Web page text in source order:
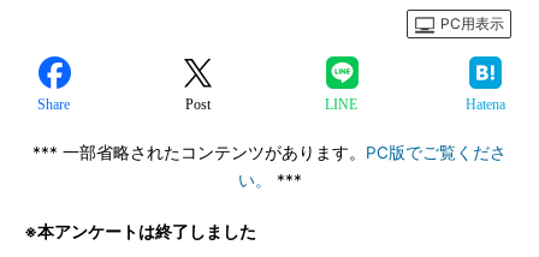
PC用表示
Share Post LINE Hatena
*** 一部省略されたコンテンツがあります。 PC版でご覧くださ
い。
***
※本アンケートは終了しました